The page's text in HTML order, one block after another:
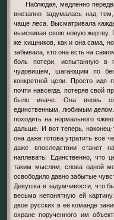
Наблюдая, медленно передвигаясь по охраняемому лагерю, Смерть
внезапно задумалась над
чаще леса. Высматривала
выискивая свою новую жертву.
же хищников, как и она сама,
забывала, кто она есть на
боль потери, испытанную в
чудовищем, шагающим по
конкретной цели. Просто идя
почти навсегда, потеряв свой
было иначе. Она вновь
единственным, любимым
походить на нормального
дальше. И вот теперь,
она даже готова утратить всё
даже впоследствии станет
наплевать. Единственно, что
таким мыслям, слова одной
освободило давно забытые
Девушка в задумчивости, что
весьма непонятную ей
двое русских в её команде
охране порученного им